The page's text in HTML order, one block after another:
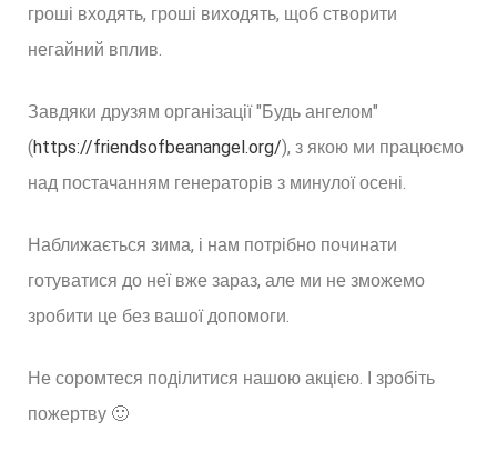
гроші входять, гроші виходять, щоб створити
негайний вплив.
Завдяки друзям організації "Будь ангелом"
(https://friendsofbeanangel.org/), з якою ми працюємо
над постачанням генераторів з минулої осені.
Наближається зима, і нам потрібно починати
готуватися до неї вже зараз, але ми не зможемо
зробити це без вашої допомоги.
Не соромтеся поділитися нашою акцією. І зробіть
пожертву 🙂